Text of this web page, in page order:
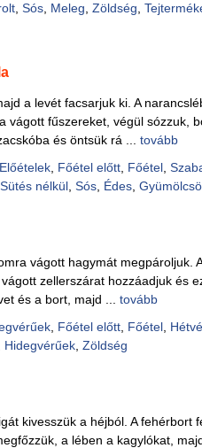
, Sós, Meleg Zöldség
a levét facsarjuk ki. A
vágott fűszereket, végül sózzuk,
és öntsük rá ... tovább
Előételek, Főétel előtt, Főétel,
Sütés nélkül, Sós, Édes,
vágott hagymát megpároljuk.
zellerszárat hozzáadjuk és
és a bort, majd ... tovább
, Főétel előtt, Főétel,
Hidegvérűek, Zöldség
kivesszük a héjból. A fehérbort
a lében a kagylókat,